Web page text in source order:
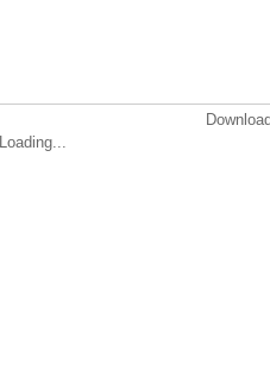
Loading...